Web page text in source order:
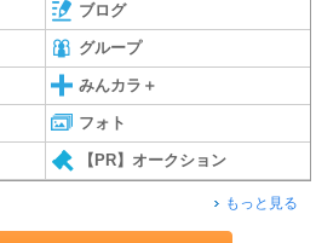
ブログ
グループ
みんカラ＋
フォト
【PR】オークション
もっと見る